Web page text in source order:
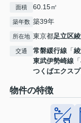
面積 60.15㎡
築年数 築39年
所在地 東京都足立区
交通 常磐緩行線 「
東武伊勢崎線 「
つくばエクス
物件の特徴